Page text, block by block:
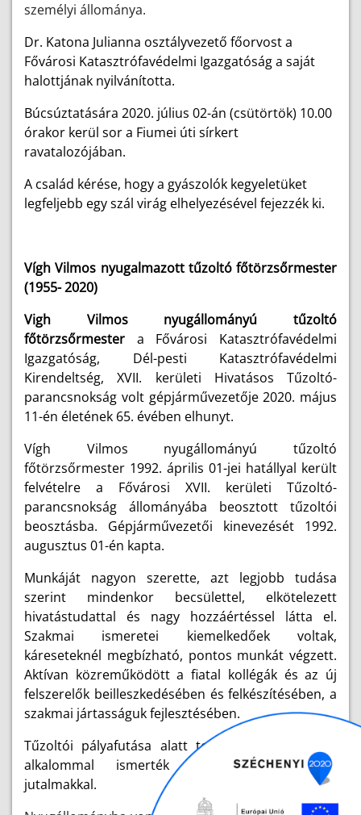
személyi állománya.
Dr. Katona Julianna osztályvezető főorvost a
Fővárosi Katasztrófavédelmi Igazgatóság a saját
halottjának nyilvánította.
Búcsúztatására 2020. július 02-án (csütörtök) 10.00
órakor kerül sor a Fiumei úti sírkert
ravatalozójában.
A család kérése, hogy a gyászolók kegyeletüket
legfeljebb egy szál virág elhelyezésével fejezzék ki.
Vígh Vilmos nyugalmazott tűzoltó főtörzsőrmester
(1955- 2020)
Vigh Vilmos nyugállományú tűzoltó
főtörzsőrmester a Fővárosi Katasztrófavédelmi
Igazgatóság, Dél-pesti Katasztrófavédelmi
Kirendeltség, XVII. kerületi Hivatásos Tűzoltó-
parancsnokság volt gépjárművezetője 2020. május
11-én életének 65. évében elhunyt.
Vígh Vilmos nyugállományú tűzoltó
főtörzsőrmester 1992. április 01-jei hatállyal került
felvételre a Fővárosi XVII. kerületi Tűzoltó-
parancsnokság állományába beosztott tűzoltói
beosztásba. Gépjárművezetői kinevezését 1992.
augusztus 01-én kapta.
Munkáját nagyon szerette, azt legjobb tudása
szerint mindenkor becsülettel, elkötelezett
hivatástudattal és nagy hozzáértéssel látta el.
Szakmai ismeretei kiemelkedőek voltak,
káreseteknél megbízható, pontos munkát végzett.
Aktívan közreműködött a fiatal kollégák és az új
felszerelők beilleszkedésében és felkészítésében, a
szakmai jártasságuk fejlesztésében.
Tűzoltói pályafutása alatt teljesítményét számos
alkalommal ismerték el dicséretekkel és
jutalmakkal.